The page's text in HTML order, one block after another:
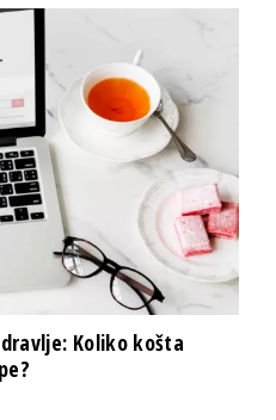
Koliko košta